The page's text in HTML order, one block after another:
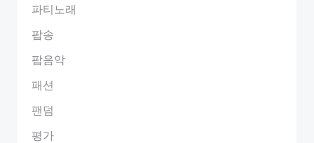
파티노래
팝송
팝음악
패션
팬덤
평가